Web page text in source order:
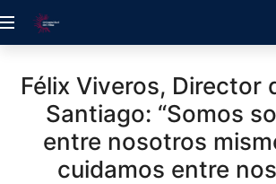
ACREDITACIÓN
Félix Viveros, Director
Santiago: “Somos
entre nosotros
cuidamos entre